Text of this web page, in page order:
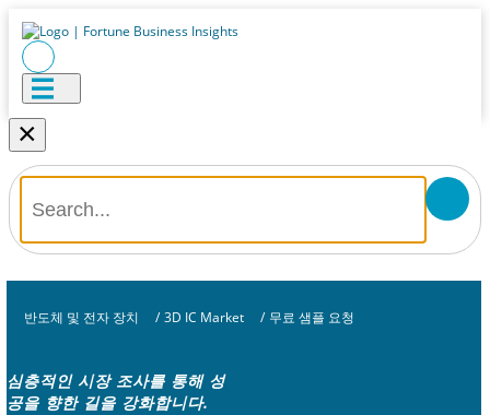
×
반도체 및 전자 장치 / 3D IC Market / 무료 샘플 요청
심층적인 시장 조사를 통해 성
공을 향한 길을 강화합니다.